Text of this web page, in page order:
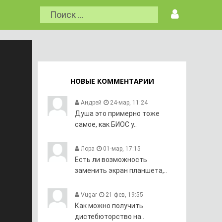
НОВЫЕ КОММЕНТАРИИ
Андрей 24-мар, 11:24
Душа это примерно тоже
самое, как БИОС у..
Лора 01-мар, 17:15
Есть ли возможность
заменить экран планшета,..
Vugar 21-фев, 19:55
Как можно получить
дистебюторство на..